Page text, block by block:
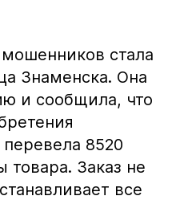
стала
Знаменска. Она
и сообщила, что
перевела 8520
товара. Заказ не
все